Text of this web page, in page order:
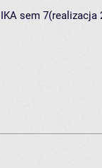
sem 7(realizacja